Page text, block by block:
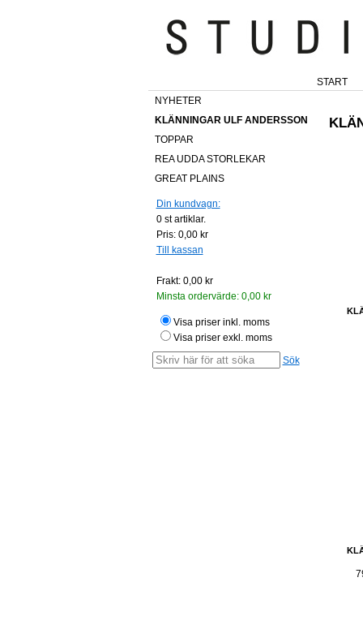
START
NYHETER
KLÄNNINGAR ULF ANDERSSON
TOPPAR
REA UDDA STORLEKAR
GREAT PLAINS
Din kundvagn:
0st artiklar.
Pris: 0,00 kr
Till kassan
Frakt: 0,00 kr
Minsta ordervärde: 0,00 kr
Visa priser inkl. moms
Visa priser exkl. moms
Sök